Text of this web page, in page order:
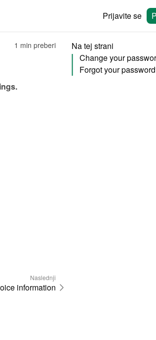
Prijavite se
1 min preberi
Naslednji
information
Na tej strani
Change your
Forgot your